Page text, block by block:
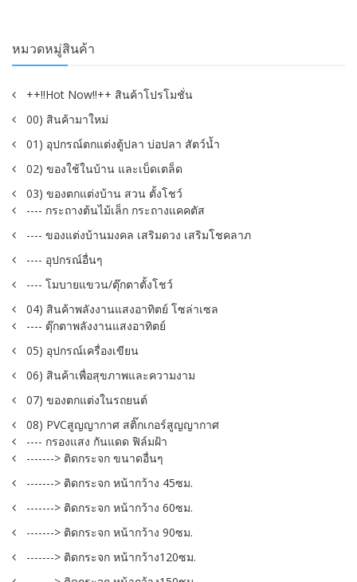
หมวดหมู่สินค้า
++!!Hot Now!!++ สินค้าโปรโมชั่น
00) สินค้ามาใหม่
01) อุปกรณ์ตกแต่งตู้ปลา บ่อปลา สัตว์น้ำ
02) ของใช้ในบ้าน และเบ็ดเตล็ด
03) ของตกแต่งบ้าน สวน ตั้งโชว์
---- กระถางต้นไม้เล็ก กระถางแคคตัส
---- ของแต่งบ้านมงคล เสริมดวง เสริมโชคลาภ
---- อุปกรณ์อื่นๆ
---- โมบายแขวน/ตุ๊กตาตั้งโชว์
04) สินค้าพลังงานแสงอาทิตย์ โซล่าเซล
---- ตุ๊กตาพลังงานแสงอาทิตย์
05) อุปกรณ์เครื่องเขียน
06) สินค้าเพื่อสุขภาพและความงาม
07) ของตกแต่งในรถยนต์
08) PVCสูญญากาศ สติ๊กเกอร์สูญญากาศ
---- กรองแสง กันแดด ฟิล์มฝ้า
-------> ติดกระจก ขนาดอื่นๆ
-------> ติดกระจก หน้ากว้าง 45ซม.
-------> ติดกระจก หน้ากว้าง 60ซม.
-------> ติดกระจก หน้ากว้าง 90ซม.
-------> ติดกระจก หน้ากว้าง120ซม.